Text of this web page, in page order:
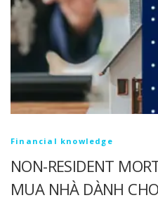
Financial knowledge
NON-RESIDENT
MUA NHÀ DÀNH